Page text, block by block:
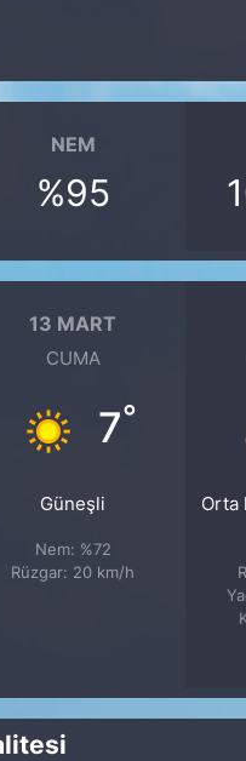
NEM
%95
13 MART
CUMA
7°
Güneşli
Nem: %72
Rüzgar: 20 km/h
Orta